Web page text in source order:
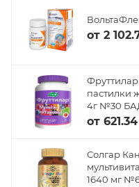
от 2
пастилки
4г №30
от
Солгар
1640 мг